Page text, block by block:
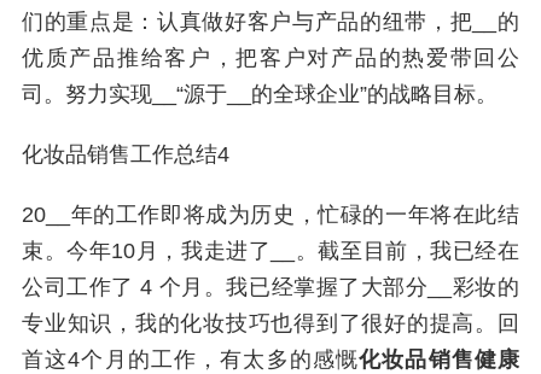
们的重点是：认真做好客户与产品的纽带，把__的
优质产品推给客户，把客户对产品的热爱带回公
司。努力实现__“源于__的全球企业”的战略目标。
化妆品销售工作总结4
20__年的工作即将成为历史，忙碌的一年将在此结
束。今年10月，我走进了__。截至目前，我已经在
公司工作了 4 个月。我已经掌握了大部分__彩妆的
专业知识，我的化妆技巧也得到了很好的提高。回
首这4个月的工作，有太多的感慨化妆品销售健康